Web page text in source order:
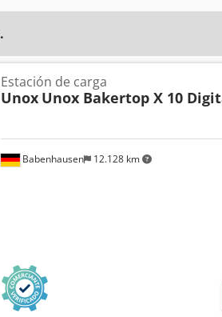
Babenhausen 12.128 km
Estación de carga
Unox Unox Bakertop X 10